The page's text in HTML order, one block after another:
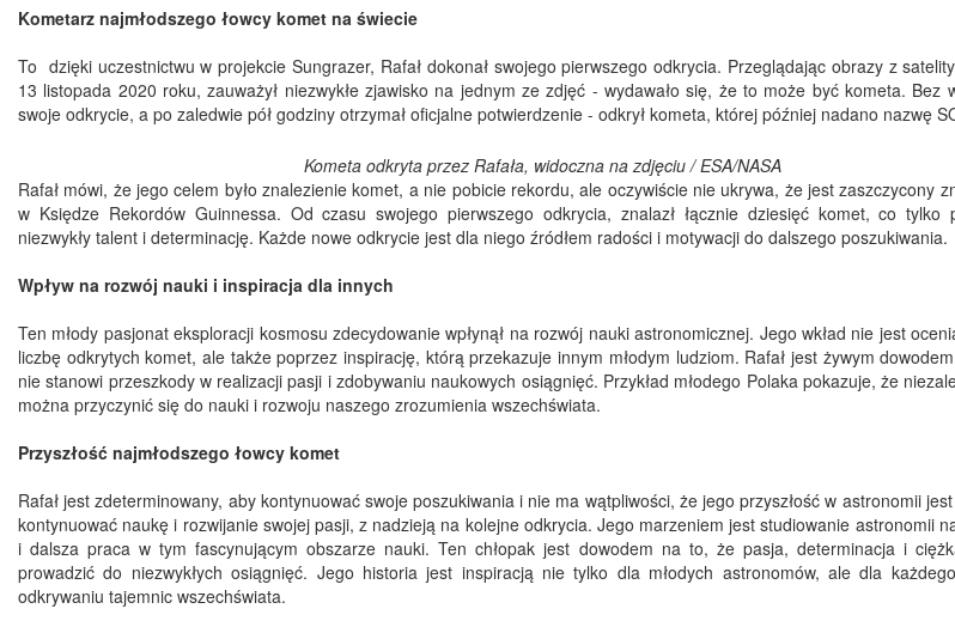
Kometarz najmłodszego łowcy komet na świecie
To dzięki uczestnictwu w projekcie Sungrazer, Rafał dokonał swojego pierwszego odkrycia. Przeglądając obrazy z
13 listopada 2020 roku, zauważył niezwykłe zjawisko na jednym ze zdjęć - wydawało się, że to może być kometa. Bez
swoje odkrycie, a po zaledwie pół godziny otrzymał oficjalne potwierdzenie - odkrył kometa, której później nadano nazwę
Kometa odkryta przez Rafała, widoczna na zdjęciu / ESA/NASA
Rafał mówi, że jego celem było znalezienie komet, a nie pobicie rekordu, ale oczywiście nie ukrywa, że jest zaszczycony
w Księdze Rekordów Guinnessa. Od czasu swojego pierwszego odkrycia, znalazł łącznie dziesięć komet, co tylko
niezwykły talent i determinację. Każde nowe odkrycie jest dla niego źródłem radości i motywacji do dalszego poszukiwania.
Wpływ na rozwój nauki i inspiracja dla innych
Ten młody pasjonat eksploracji kosmosu zdecydowanie wpłynął na rozwój nauki astronomicznej. Jego wkład nie jest
liczbę odkrytych komet, ale także poprzez inspirację, którą przekazuje innym młodym ludziom. Rafał jest żywym
nie stanowi przeszkody w realizacji pasji i zdobywaniu naukowych osiągnięć. Przykład młodego Polaka pokazuje, że
można przyczynić się do nauki i rozwoju naszego zrozumienia wszechświata.
Przyszłość najmłodszego łowcy komet
Rafał jest zdeterminowany, aby kontynuować swoje poszukiwania i nie ma wątpliwości, że jego przyszłość w astronomii
kontynuować naukę i rozwijanie swojej pasji, z nadzieją na kolejne odkrycia. Jego marzeniem jest studiowanie astronomii
i dalsza praca w tym fascynującym obszarze nauki. Ten chłopak jest dowodem na to, że pasja, determinacja i
prowadzić do niezwykłych osiągnięć. Jego historia jest inspiracją nie tylko dla młodych astronomów, ale dla
odkrywaniu tajemnic wszechświata.